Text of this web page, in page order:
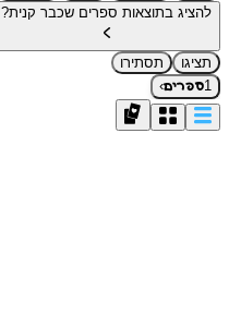
להציג בתוצאות ספרים שכבר קנית?
תציגו
תסתירו
1ספרים›